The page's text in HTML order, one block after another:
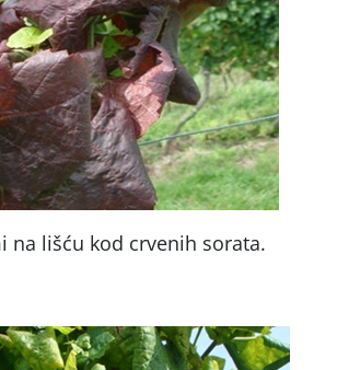
na lišću kod crvenih sorata.